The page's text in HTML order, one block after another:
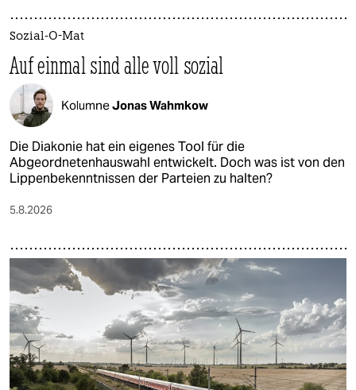
Sozial-O-Mat
Auf einmal sind alle voll sozial
KolumneJonas Wahmkow
Die Diakonie hat ein eigenes Tool für die
Abgeordnetenhauswahl entwickelt. Doch was ist von den
Lippenbekenntnissen der Parteien zu halten?
5.8.2026